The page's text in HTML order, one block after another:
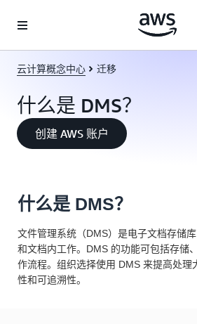
云计算概念中心 迁移
什么是 DMS？
创建 AWS 账户
什么是 DMS？
文件管理系统（DMS）是电子文档存储
和文档内工作。DMS 的功能可包括存储
作流程。组织选择使用 DMS 来提高处理
性和可追溯性。